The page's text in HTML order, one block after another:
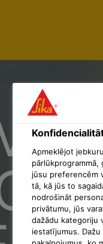
Apmeklējot
jūsu preferencēm
tā, kā jūs to
nodrošināt
privātumu, jūs
dažādu kategoriju
iestatījumus.